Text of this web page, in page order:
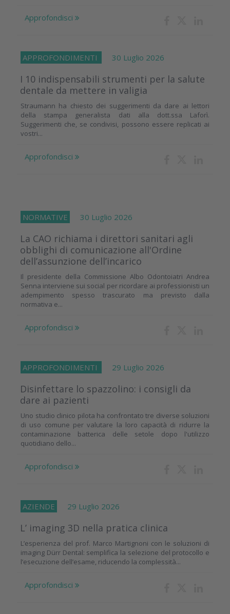
Approfondisci
APPROFONDIMENTI 30 Luglio 2026
I 10 indispensabili strumenti per la salute
dentale da mettere in valigia
Straumann ha chiesto dei suggerimenti da dare ai lettori
della stampa generalista dati alla dott.ssa Laforì.
Suggerimenti che, se condivisi, possono essere replicati ai
vostri...
Approfondisci
NORMATIVE 30 Luglio 2026
La CAO richiama i direttori sanitari agli
obblighi di comunicazione all'Ordine
dell’assunzione dell’incarico
Il presidente della Commissione Albo Odontoiatri Andrea
Senna interviene sui social per ricordare ai professionisti un
adempimento spesso trascurato ma previsto dalla
normativa e...
Approfondisci
APPROFONDIMENTI 29 Luglio 2026
Disinfettare lo spazzolino: i consigli da
dare ai pazienti
Uno studio clinico pilota ha confrontato tre diverse soluzioni
di uso comune per valutare la loro capacità di ridurre la
contaminazione batterica delle setole dopo l'utilizzo
quotidiano dello...
Approfondisci
AZIENDE 29 Luglio 2026
L’ imaging 3D nella pratica clinica
L’esperienza del prof. Marco Martignoni con le soluzioni di
imaging Dürr Dental: semplifica la selezione del protocollo e
l’esecuzione dell’esame, riducendo la complessità...
Approfondisci